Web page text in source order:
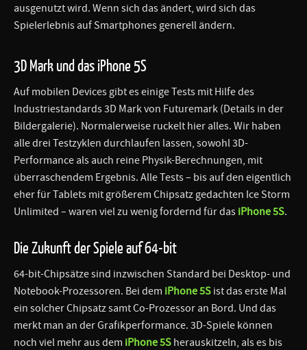
ausgenutzt wird. Wenn sich das ändert, wird sich das
Spielerlebnis auf Smartphones generell ändern.
3D Mark und das iPhone 5S
Auf mobilen Devices gibt es einige Tests mit Hilfe des
Industriestandards 3D Mark von Futuremark (Details in der
Bildergalerie). Normalerweise ruckelt hier alles. Wir haben
alle drei Testzyklen durchlaufen lassen, sowohl 3D-
Performance als auch reine Physik-Berechnungen, mit
überraschendem Ergebnis. Alle Tests – bis auf den eigentlich
eher für Tablets mit größerem Chipsatz gedachten Ice Storm
Unlimited – waren viel zu wenig fordernd für das iPhone 5S.
Die Zukunft der Spiele auf 64-bit
64-bit-Chipsätze sind inzwischen Standard bei Desktop- und
Notebook-Prozessoren. Bei dem iPhone 5S ist das erste Mal
ein solcher Chipsatz samt Co-Prozessor an Bord. Und das
merkt man an der Grafikperformance. 3D-Spiele können
noch viel mehr aus dem iPhone 5S herauskitzeln, als es bis